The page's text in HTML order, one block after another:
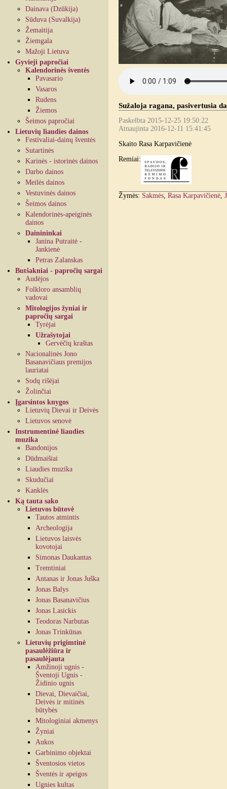
Dainava (Dzūkija)
Sūduva (Suvalkija)
Žemaitija
Žiemgala
Mažoji Lietuva
Gyvieji papročiai
Kalendorinės šventės
Pavasario
Vasaros
Rudens
Žiemos
Šeimos papročiai
Lietuvių liaudies dainos
Festivaliai-dainų šventės
Sutartinės
Karinės - istorinės dainos
Darbo dainos
Meilės dainos
Vestuvinės dainos
Šeimos dainos
Kalendorinės-apeiginės
dainos
Dainininkai
Janina Putraitė -
Jankienė
Petras Zalanskas
Butšakniai - papročių sargai
Audėjos
Folkloro ansamblių
vadovai
Mitologijos žyniai ir
papročių sargai
Tyrėjai
Užrašytojai
Gervėčių kraštas
Nacionalinės Jono
Basanavičiaus premijos
lauriatai
Sodų rišėjai
Žolinčiai
Įgarsintos knygos
Lietuvių Dievai ir Deivės
Lietuvos senovė
Instrumentinė liaudies
muzika
Bandonijos
Dūdmaišiai
Liaudies muzika
Skudučiai
Kanklės
Ką tauta sako
Lietuvos būtovė
Tautos atmintis
Archeologija
Lietuvos laisvės
kovotojai
Simonas Daukantas
Tremtiniai
Antanas ir Jonas Juška
Jonas Balys
Jonas Basanavičius
Jonas Lasickis
Teodoras Narbutas
Jonas Trinkūnas
Lietuvių prigimtinė
pasaulėžiūra ir
pasaulėjauta
Amžinoji ugnis -
Šventoji Ugnis -
Židinio ugnis
Dievai, Dievaičiai,
Deivės ir mitinės
būtybės
Mitologiniai akmenys
Žyniai
Aukos
Garbinimo objektai
Šventosios vietos
Šventės ir apeigos
Ugnies kultas
Sužaloja ragana, pasivertusia
Paskelbta 2015-12-25 19:50:22
Atnaujinta 2016-12-11 15:41:45
Skaito Rasa Karpavičienė
Remiai:
Žymės: Sakmės, Rasa Karpavičienė,